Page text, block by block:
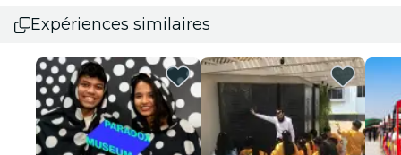
Expériences similaires